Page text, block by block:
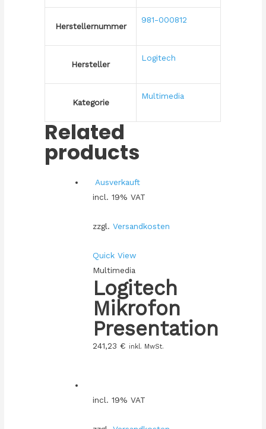
Herstellernummer
981-000812
Hersteller
Logitech
Kategorie
Multimedia
Related
products
Ausverkauft
incl. 19% VAT
zzgl. Versandkosten
Quick View
Multimedia
Logitech
Mikrofon
Presentation
241,23 € inkl. MwSt.
incl. 19% VAT